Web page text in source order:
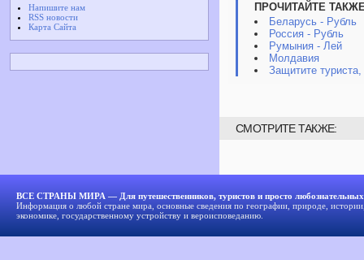
Напишите нам
RSS новости
Карта Сайта
ПРОЧИТАЙТЕ
Беларусь - Рубль
Россия - Рубль
Румыния - Лей
Молдавия
Защитите
СМОТРИТЕ ТАКЖЕ:
ВСЕ СТРАНЫ МИРА — Для путешественников, туристов и просто
Информация о любой стране мира, основные сведения по географии, природе,
экономике, государственному устройству и вероисповеданию.